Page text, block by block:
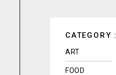
CATEGORY :
ART
FOOD